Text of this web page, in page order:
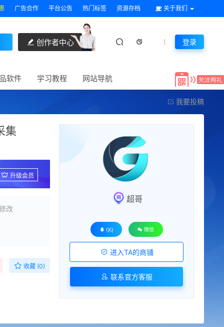
广告合作 平台公告 热门标签 资源存档 关于我们
创作者中心 登录
软件 学习教程 网站导航
我要投稿
集
升级会员
改
收藏 (0)
超哥
QQ 微信
进入TA的商铺
联系官方客服